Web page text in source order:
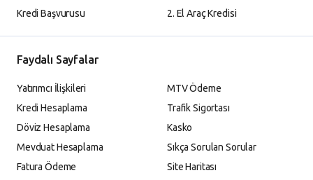
Kredi Başvurusu
2. El Araç Kredisi
Faydalı Sayfalar
Yatırımcı İlişkileri
Kredi Hesaplama
Döviz Hesaplama
Mevduat Hesaplama
Fatura Ödeme
MTV Ödeme
Trafik Sigortası
Kasko
Sıkça Sorulan Sorular
Site Haritası